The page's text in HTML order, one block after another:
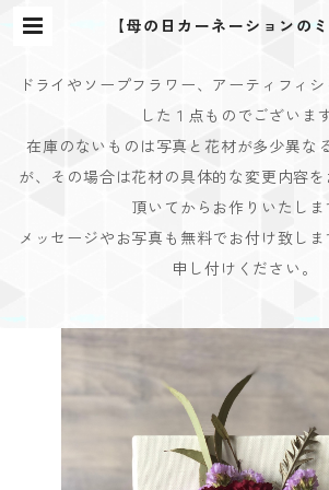
【母の日カーネーションの
ドライやソープフラワー、アーティフィ
した１点ものでございます
在庫のないものは写真と花材が多少異な
が、その場合は花材の具体的な変更内容
頂いてからお作りいたしま
メッセージやお写真も無料でお付け致し
申し付けください。